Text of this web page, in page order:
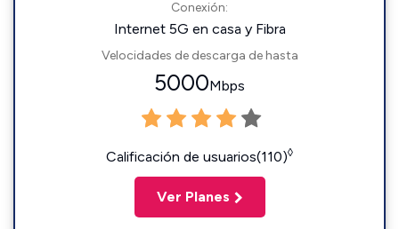
Conexión:
Internet 5G en casa y Fibra
Velocidades de descarga de hasta
5000Mbps
Calificación de usuarios(110)◊
Ver Planes